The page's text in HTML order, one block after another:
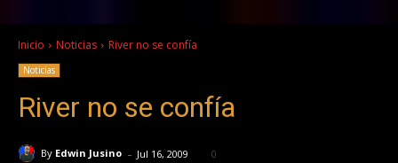
Inicio Noticias River no se confía
Noticias
River no se confía
By Edwin Jusino - Jul 16, 2009 0